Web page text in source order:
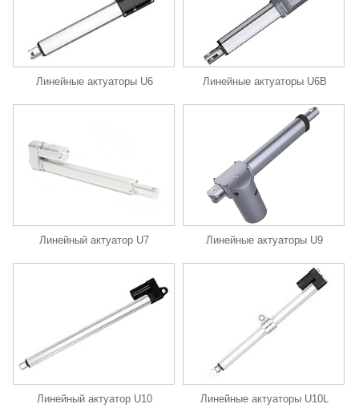
Линейные актуаторы U6 Линейные актуаторы U6B
Линейный актуатор U7 Линейные актуаторы U9
Линейный актуатор U10 Линейные актуаторы U10L